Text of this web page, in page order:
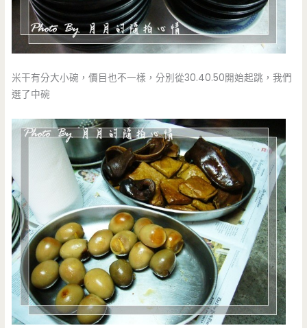
米干有分大小碗，價目也不一樣，分別從30.40.50開始起跳，我們
選了中碗